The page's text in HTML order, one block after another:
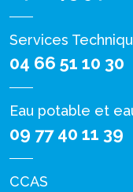
Services
04 66 51 10 30
Eau potable et
09 77 40 11 39
CCAS